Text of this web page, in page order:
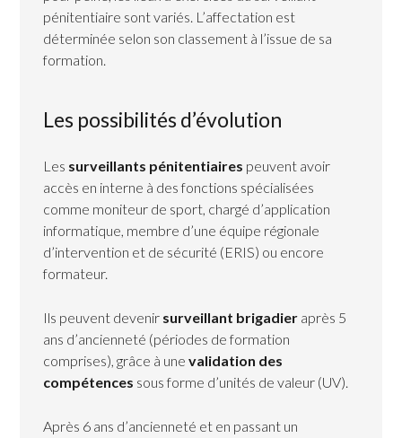
pénitentiaire sont variés. L’affectation est
déterminée selon son classement à l’issue de sa
formation.
Les possibilités d’évolution
Les surveillants pénitentiaires peuvent avoir
accès en interne à des fonctions spécialisées
comme moniteur de sport, chargé d’application
informatique, membre d’une équipe régionale
d’intervention et de sécurité (ERIS) ou encore
formateur.
Ils peuvent devenir surveillant brigadier après 5
ans d’ancienneté (périodes de formation
comprises), grâce à unevalidation des
compétences sous forme d’unités de valeur (UV).
Après 6 ans d’ancienneté et en passant un